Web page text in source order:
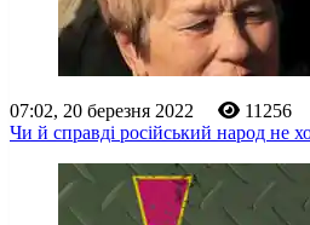
07:02, 20 березня 2022
11256
Чи й справді російський народ не